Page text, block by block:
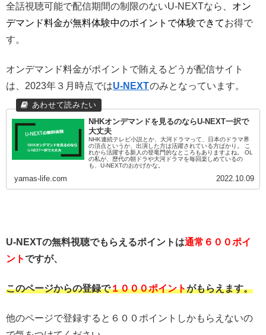
全話視聴可能で配信期間の制限のないU-NEXTなら、 オン
デマンド料金が無料体験中のポイントで体験できてお得で
す。
オンデマンド料金がポイントで賄えるどうが配信サイト
は、2023年３月時点ではU-NEXTのみとなっています。
NHKオンデマンドを見るのならU-NEXT一択で
大丈夫
NHK連続テレビ小説とか、大河ドラマって、日本のドラマ界
の頂点というか、出演した方は活躍されている方ばかり。 こ
れから活躍する新人の登竜門的なところもありますよね。 OL
の私が、歴代の朝ドラや大河ドラマを毎回楽しめているの
も、U-NEXTのおかげかな。
yamas-life.com 2022.10.09
U-NEXTの無料視聴でもらえるポイントは通常６００ポイ
ントですが、
このページからの登録で１０００ポイントがもらえます。
他のページで登録すると６００ポイントしかもらえないの